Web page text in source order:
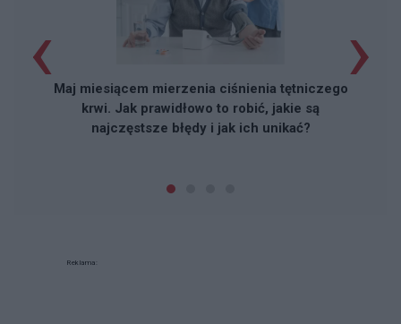
Maj miesiącem mierzenia ciśnienia tętniczego
krwi. Jak prawidłowo to robić, jakie są
najczęstsze błędy i jak ich unikać?
‹ ›
Reklama: